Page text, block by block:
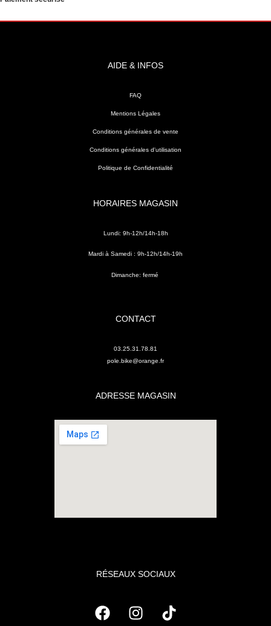
AIDE & INFOS
FAQ
Mentions Légales
Conditions générales de vente
Conditions générales d'utilisation
Politique de Confidentialité
HORAIRES MAGASIN
Lundi: 9h-12h/14h-18h
Mardi à Samedi : 9h-12h/14h-19h
Dimanche: fermé
CONTACT
03.25.31.78.81
pole.bike@orange.fr
ADRESSE MAGASIN
RÉSEAUX SOCIAUX